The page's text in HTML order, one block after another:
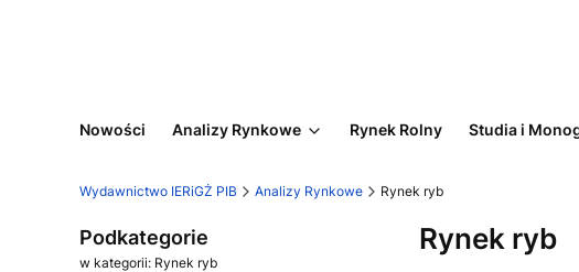
Nowości Analizy Rynkowe Rynek Rolny Studia i
Wydawnictwo IERiGŻ PIB Analizy Rynkowe Rynek ryb
Podkategorie
w kategorii: Rynek ryb
Rynek ryb